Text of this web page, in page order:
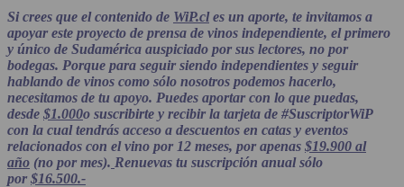
Si crees que el contenido de WiP.cles un aporte, te invitamos a
apoyar este proyecto de prensa de vinos independiente, el primero
y único de Sudamérica auspiciado por sus lectores, no por
bodegas. Porque para seguir siendo independientes y seguir
hablando de vinos como sólo nosotros podemos hacerlo,
necesitamos de tu apoyo. Puedes aportar con lo que puedas,
desde $1.000o suscribirte y recibir la tarjeta de #SuscriptorWiP
con la cual tendrás acceso a descuentos en catas y eventos
relacionados con el vino por 12 meses, por apenas $19.900 al
año (no por mes). Renuevas tu suscripción anual sólo
por $16.500.-